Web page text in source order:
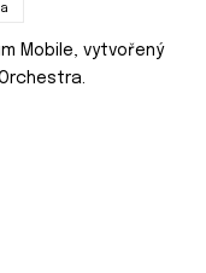
Mobile, vytvořený